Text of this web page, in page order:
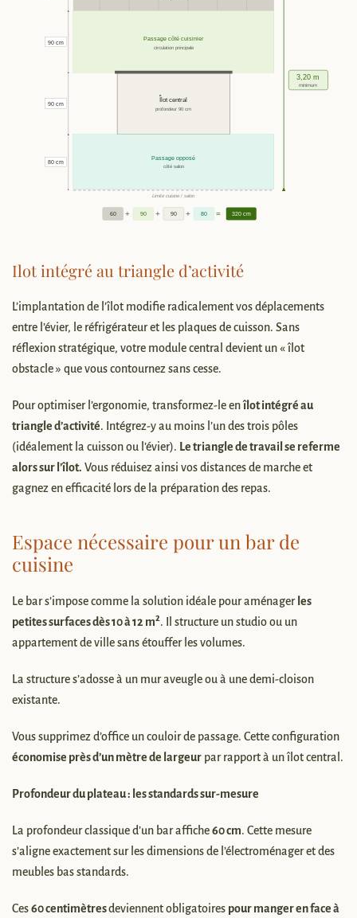
Ilot intégré au triangle d’activité
L’implantation de l’îlot modifie radicalement vos déplacements
entre l’évier, le réfrigérateur et les plaques de cuisson. Sans
réflexion stratégique, votre module central devient un « îlot
obstacle » que vous contournez sans cesse.
Pour optimiser l’ergonomie, transformez-le enîlot intégré au
triangle d’activité. Intégrez-y au moins l’un des trois pôles
(idéalement la cuisson ou l’évier). Le triangle de travail se referme
alors sur l’îlot. Vous réduisez ainsi vos distances de marche et
gagnez en efficacité lors de la préparation des repas.
Espace nécessaire pour un bar de
cuisine
Le bar s’impose comme la solution idéale pour aménager les
petites surfaces dès 10 à 12 m². Il structure un studio ou un
appartement de ville sans étouffer les volumes.
La structure s’adosse à un mur aveugle ou à une demi-cloison
existante.
Vous supprimez d’office un couloir de passage. Cette configuration
économise près d’un mètre de largeur par rapport à un îlot central.
Profondeur du plateau : les standards sur-mesure
La profondeur classique d’un bar affiche60 cm. Cette mesure
s’aligne exactement sur les dimensions de l’électroménager et des
meubles bas standards.
Ces60 centimètresdeviennent obligatoires pour manger en face à